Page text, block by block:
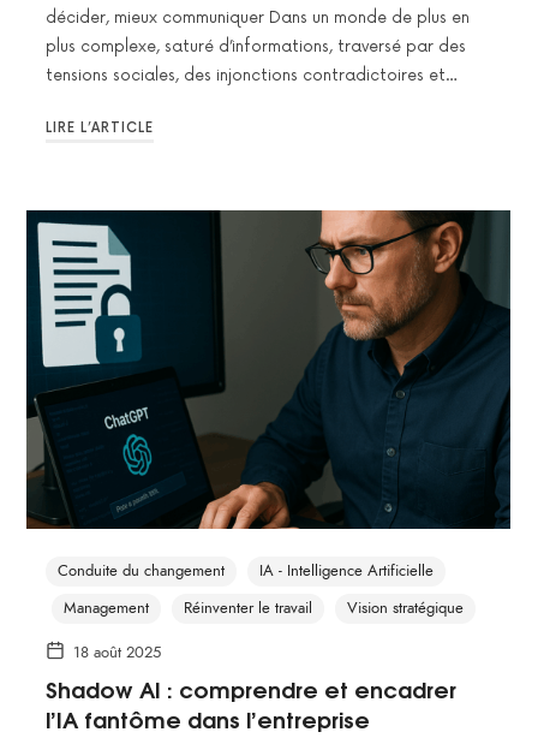
décider, mieux communiquer Dans un monde de plus en
plus complexe, saturé d’informations, traversé par des
tensions sociales, des injonctions contradictoires et…
LIRE L’ARTICLE
Conduite du changement
IA - Intelligence Artificielle
Management
Réinventer le travail Vision stratégique
18 août 2025
Shadow AI : comprendre et encadrer
l’IA fantôme dans l’entreprise